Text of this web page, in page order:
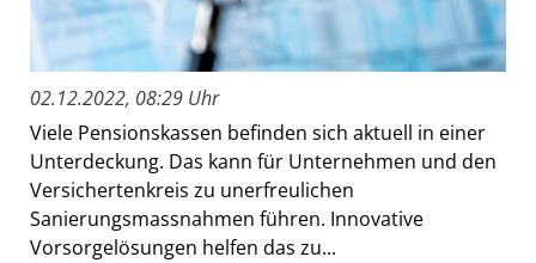
02.12.2022, 08:29 Uhr
Viele Pensionskassen befinden sich aktuell in einer
Unterdeckung. Das kann für Unternehmen und den
Versichertenkreis zu unerfreulichen
Sanierungsmassnahmen führen. Innovative
Vorsorgelösungen helfen das zu...